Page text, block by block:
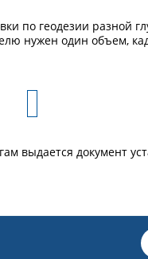
по геодезии разной
нужен один объем,
выдается документ